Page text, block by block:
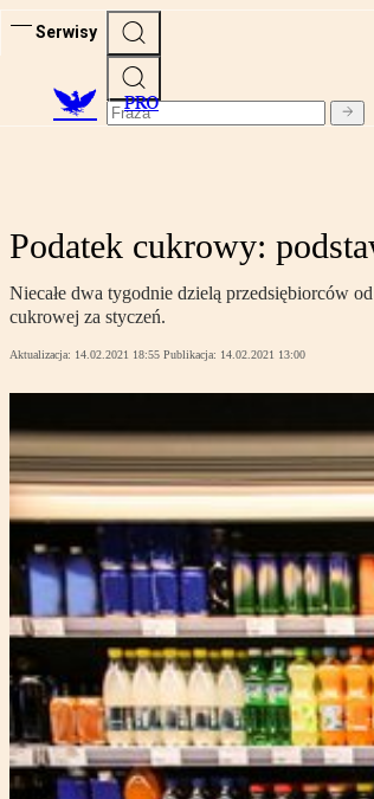
Serwisy
PRO
Podatek cukrowy:
Niecałe dwa tygodnie dzielą przedsiębiorców
cukrowej za styczeń.
Aktualizacja: 14.02.2021 18:55 Publikacja: 14.02.2021 13:00